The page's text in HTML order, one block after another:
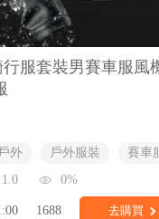
服套裝男賽車服風
外 戶外服裝 賽車
1.0 0%
1688 去購買